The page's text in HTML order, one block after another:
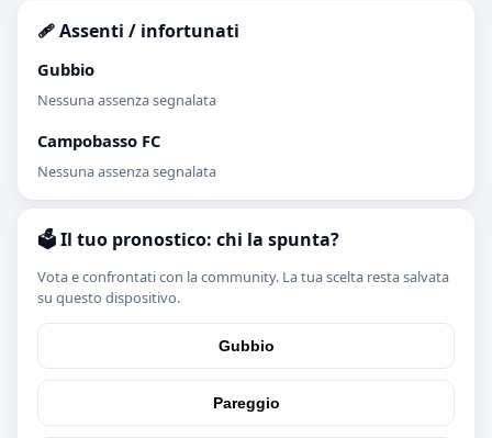
🩹 Assenti / infortunati
Gubbio
Nessuna assenza segnalata
Campobasso FC
Nessuna assenza segnalata
🗳️ Il tuo pronostico: chi la spunta?
Vota e confrontati con la community. La tua scelta resta salvata
su questo dispositivo.
Gubbio
Pareggio